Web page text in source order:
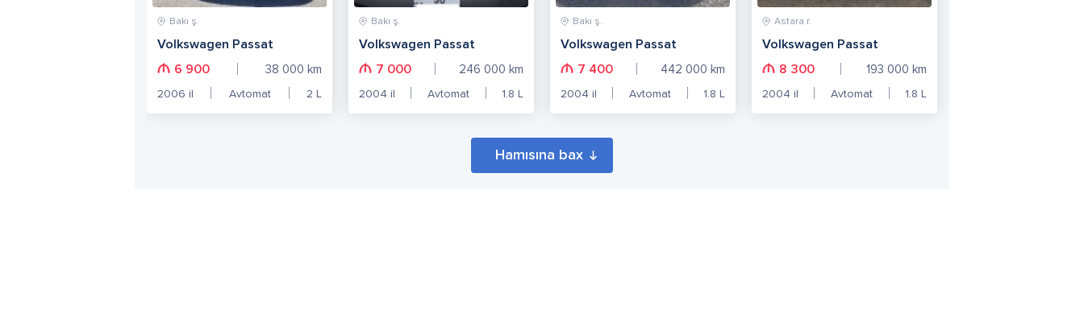
Bakı ş.
Volkswagen Passat
6 900
38 000 km
2006 il Avtomat 2 L
Bakı ş.
Volkswagen Passat
7 000
246 000 km
2004 il Avtomat 1.8 L
Bakı ş.
Volkswagen Passat
7 400
442 000 km
2004 il Avtomat 1.8 L
Astara r.
Volkswagen Passat
8 300
193 000 km
2004 il Avtomat 1.8 L
Hamısına bax